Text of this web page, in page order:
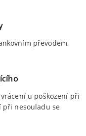
převodem,
u poškození při
při nesouladu se